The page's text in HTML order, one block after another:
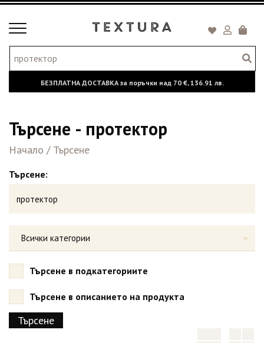
Toggle
БЕЗПЛАТНА ДОСТАВКА за поръчки над 70 €,136.91 лв.
Търсене - протектор
Начало / Търсене
Търсене:
Всички категории
Търсене в подкатегориите
Търсене в описанието на продукта